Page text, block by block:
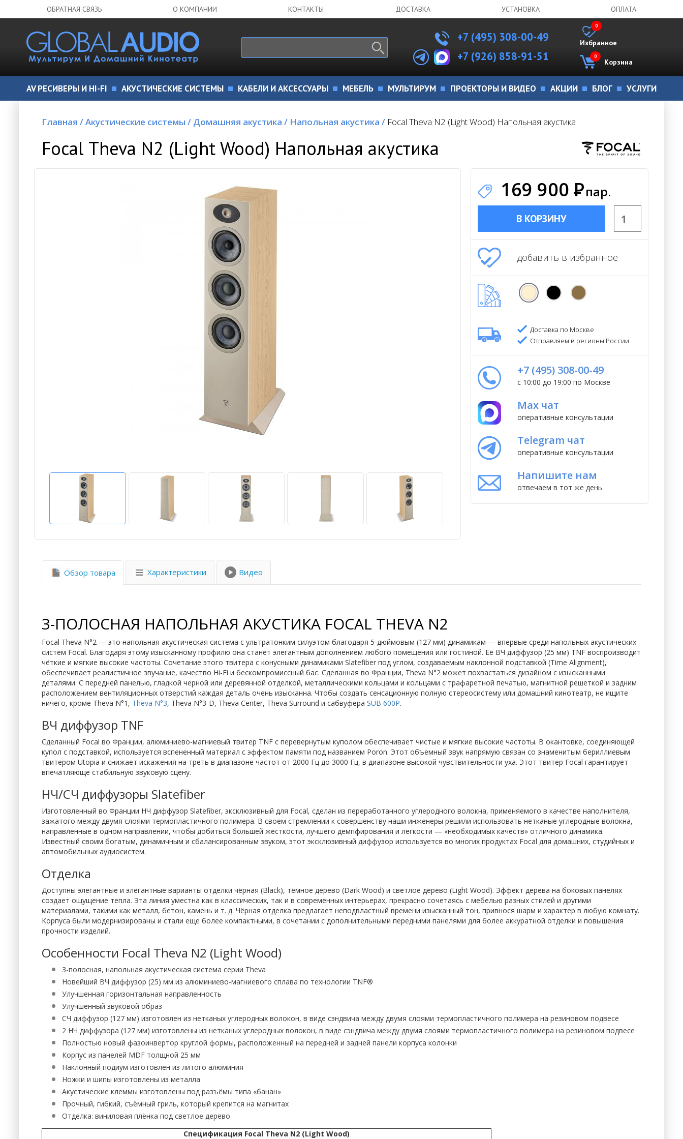
ОБРАТНАЯ СВЯЗЬ О КОМПАНИИ КОНТАКТЫ ДОСТАВКА УСТАНОВКА ОПЛАТА
+7 (495) 308-00-49
+7 (926) 858-91-51
Избранное
0
Корзина
0
AV РЕСИВЕРЫ И HI-FI АКУСТИЧЕСКИЕ СИСТЕМЫ КАБЕЛИ И АКСЕССУАРЫ МЕБЕЛЬ МУЛЬТИРУМ ПРОЕКТОРЫ И ВИДЕО АКЦИИ БЛОГ УСЛУГИ
Главная /Акустические системы / Домашняя акустика / Напольная акустика / Focal Theva N2 (Light Wood) Напольная акустика
Focal Theva N2 (Light Wood) Напольная акустика
169 900 Рпар.
В КОРЗИНУ
добавить в избранное
Доставка по Москве
Отправляем в регионы России
+7 (495) 308-00-49
с 10:00 до 19:00 по Москве
Max чат
оперативные консультации
Telegram чат
оперативные консультации
Напишите нам
отвечаем в тот же день
Обзор товара Характеристики Видео
3-ПОЛОСНАЯ НАПОЛЬНАЯ АКУСТИКА FOCAL THEVA N2
Focal Theva N°2 — это напольная акустическая система с ультратонким силуэтом благодаря 5-дюймовым (127 мм) динамикам — впервые среди напольных акустических
систем Focal. Благодаря этому изысканному профилю она станет элегантным дополнением любого помещения или гостиной. Её ВЧ диффузор (25 мм) TNF воспроизводит
чёткие и мягкие высокие частоты. Сочетание этого твитера с конусными динамиками Slatefiber под углом, создаваемым наклонной подставкой (Time Alignment),
обеспечивает реалистичное звучание, качество Hi-Fi и бескомпромиссный бас. Сделанная во Франции, Theva N°2 может похвастаться дизайном с изысканными
деталями. С передней панелью, гладкой черной или деревянной отделкой, металлическими кольцами и кольцами с трафаретной печатью, магнитной решеткой и задним
расположением вентиляционных отверстий каждая деталь очень изысканна. Чтобы создать сенсационную полную стереосистему или домашний кинотеатр, не ищите
ничего, кроме Theva N°1, Theva N°3, Theva N°3-D, Theva Center, Theva Surround и сабвуфера SUB 600P.
ВЧ диффузор TNF
Сделанный Focal во Франции, алюминиево-магниевый твитер TNF с перевернутым куполом обеспечивает чистые и мягкие высокие частоты. В окантовке, соединяющей
купол с подставкой, используется вспененный материал с эффектом памяти под названием Poron. Этот объемный звук напрямую связан со знаменитым бериллиевым
твитером Utopia и снижает искажения на треть в диапазоне частот от 2000 Гц до 3000 Гц, в диапазоне высокой чувствительности уха. Этот твитер Focal гарантирует
впечатляюще стабильную звуковую сцену.
НЧ/СЧ диффузоры Slatefiber
Изготовленный во Франции НЧ диффузор Slatefiber, эксклюзивный для Focal, сделан из переработанного углеродного волокна, применяемого в качестве наполнителя,
зажатого между двумя слоями термопластичного полимера. В своем стремлении к совершенству наши инженеры решили использовать нетканые углеродные волокна,
направленные в одном направлении, чтобы добиться большей жёсткости, лучшего демпфирования и легкости — «необходимых качеств» отличного динамика.
Известный своим богатым, динамичным и сбалансированным звуком, этот эксклюзивный диффузор используется во многих продуктах Focal для домашних, студийных и
автомобильных аудиосистем.
Отделка
Доступны элегантные и элегантные варианты отделки чёрная (Black), тёмное дерево (Dark Wood) и светлое дерево (Light Wood). Эффект дерева на боковых панелях
создает ощущение тепла. Эта линия уместна как в классических, так и в современных интерьерах, прекрасно сочетаясь с мебелью разных стилей и другими
материалами, такими как металл, бетон, камень и т. д. Чёрная отделка предлагает неподвластный времени изысканный тон, привнося шарм и характер в любую комнату.
Корпуса были модернизированы и стали еще более компактными, в сочетании с дополнительными передними панелями для более аккуратной отделки и повышения
прочности изделий.
Особенности Focal Theva N2 (Light Wood)
3-полосная, напольная акустическая система серии Theva
Новейший ВЧ диффузор (25) мм из алюминиево-магниевого сплава по технологии TNF®
Улучшенная горизонтальная направленность
Улучшенный звуковой образ
СЧ диффузор (127 мм) изготовлен из нетканых углеродных волокон, в виде сэндвича между двумя слоями термопластичного полимера на резиновом подвесе
2 НЧ диффузора (127 мм) изготовлены из нетканых углеродных волокон, в виде сэндвича между двумя слоями термопластичного полимера на резиновом подвесе
Полностью новый фазоинвертор круглой формы, расположенный на передней и задней панели корпуса колонки
Корпус из панелей MDF толщной 25 мм
Наклонный подиум изготовлен из литого алюминия
Ножки и шипы изготовлены из металла
Акустические клеммы изготовлены под разъёмы типа «банан»
Прочный, гибкий, съёмный гриль, который крепится на магнитах
Отделка: виниловая плёнка под светлое дерево
Спецификация Focal Theva N2 (Light Wood)